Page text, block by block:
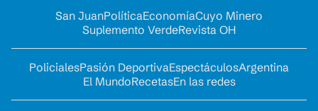
San JuanPolíticaEconomíaCuyo Minero
Suplemento VerdeRevista OH
PolicialesPasión DeportivaEspectáculosArgentina
El MundoRecetasEn las redes